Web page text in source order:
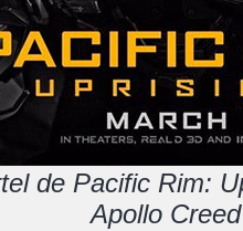
de Pacific Rim:
Apollo Creed